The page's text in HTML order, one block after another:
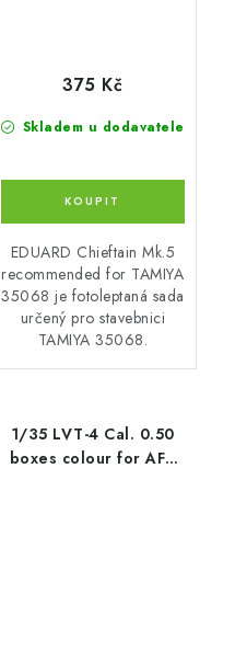
Skladem u dodavatele
375 Kč
EDUARD Chieftain Mk.5
recommended for TAMIYA
35068 je fotoleptaná sada
určený pro stavebnici
TAMIYA 35068.
1/35 LVT-4 Cal. 0.50
boxes colour for AFV